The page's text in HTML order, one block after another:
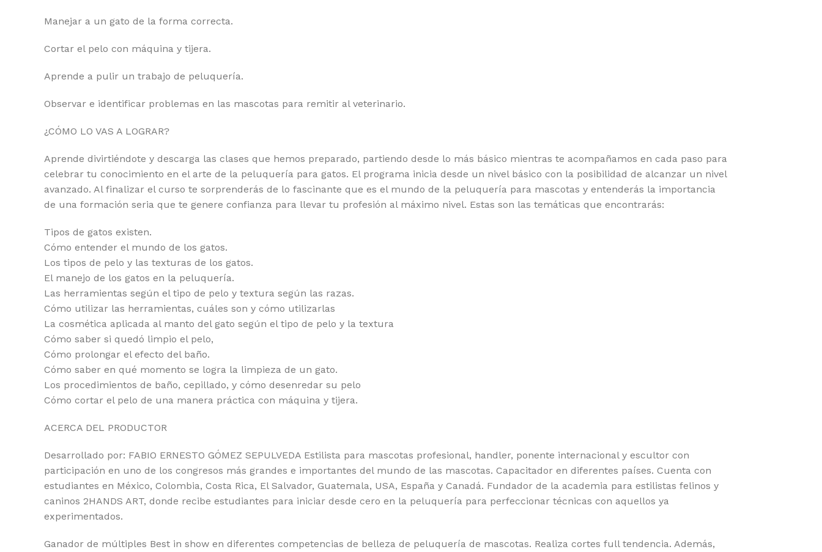
Manejar a un gato de la forma correcta.
Cortar el pelo con máquina y tijera.
Aprende a pulir un trabajo de peluquería.
Observar e identificar problemas en las mascotas para remitir al veterinario.
¿CÓMO LO VAS A LOGRAR?
Aprende divirtiéndote y descarga las clases que hemos preparado, partiendo desde lo más básico mientras te acompañamos en cada paso para
celebrar tu conocimiento en el arte de la peluquería para gatos. El programa inicia desde un nivel básico con la posibilidad de alcanzar un nivel
avanzado. Al finalizar el curso te sorprenderás de lo fascinante que es el mundo de la peluquería para mascotas y entenderás la importancia
de una formación seria que te genere confianza para llevar tu profesión al máximo nivel. Estas son las temáticas que encontrarás:
Tipos de gatos existen.
Cómo entender el mundo de los gatos.
Los tipos de pelo y las texturas de los gatos.
El manejo de los gatos en la peluquería.
Las herramientas según el tipo de pelo y textura según las razas.
Cómo utilizar las herramientas, cuáles son y cómo utilizarlas
La cosmética aplicada al manto del gato según el tipo de pelo y la textura
Cómo saber si quedó limpio el pelo,
Cómo prolongar el efecto del baño.
Cómo saber en qué momento se logra la limpieza de un gato.
Los procedimientos de baño, cepillado, y cómo desenredar su pelo
Cómo cortar el pelo de una manera práctica con máquina y tijera.
ACERCA DEL PRODUCTOR
Desarrollado por: FABIO ERNESTO GÓMEZ SEPULVEDA Estilista para mascotas profesional, handler, ponente internacional y escultor con
participación en uno de los congresos más grandes e importantes del mundo de las mascotas. Capacitador en diferentes países. Cuenta con
estudiantes en México, Colombia, Costa Rica, El Salvador, Guatemala, USA, España y Canadá. Fundador de la academia para estilistas felinos y
caninos 2HANDS ART, donde recibe estudiantes para iniciar desde cero en la peluquería para perfeccionar técnicas con aquellos ya
experimentados.
Ganador de múltiples Best in show en diferentes competencias de belleza de peluquería de mascotas. Realiza cortes full tendencia. Además,